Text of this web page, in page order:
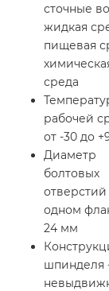
сточные
жидкая
пищевая
среда
рабочей
от -30 до
Диаметр
болтовых
отверстий
одном
24 мм
шпинделя